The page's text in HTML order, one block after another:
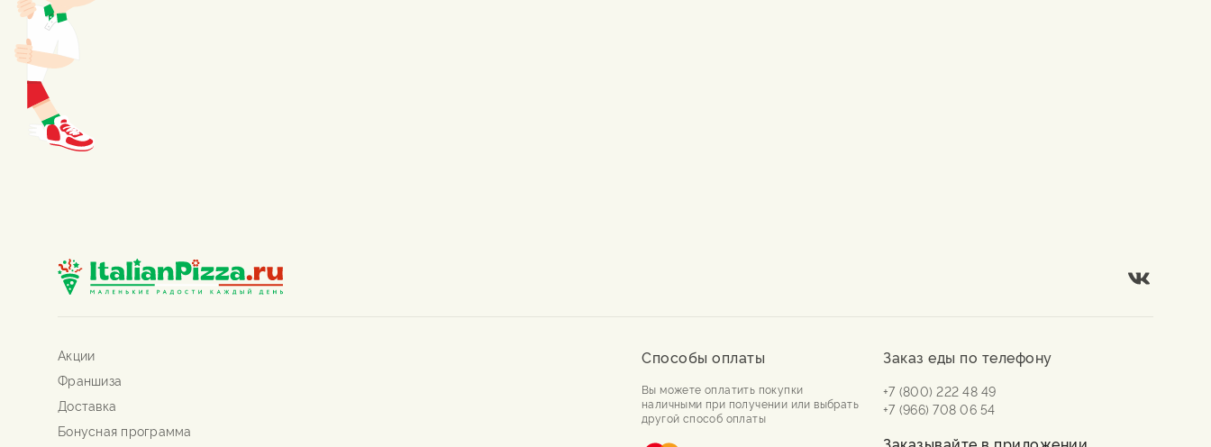
Акции
Франшиза
Доставка
Бонусная программа
Способы оплаты
Вы можете оплатить покупки
наличными при получении или выбрать
другой способ оплаты
Заказ еды по телефону
+7 (800) 222 48 49
+7 (966) 708 06 54